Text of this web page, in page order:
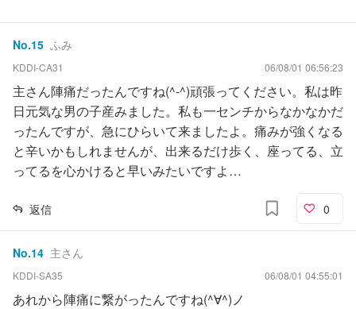
No.15 ふみ
KDDI-CA31 06/08/01 06:56:23
主さん陣痛だったんですね(^-^)頑張ってください。私は昨
日元気な男の子産みました。私も一センチからなかなかだ
ったんですが、急にひらいて来ましたよ。痛みが強くなる
と辛いかもしれませんが、出来るだけ歩く、座ってる、立
ってるを心かけると早いみたいですよ…
返信 0
No.14 主さん
KDDI-SA35 06/08/01 04:55:01
あれから陣痛に繋がったんですね(^∀^)ノ